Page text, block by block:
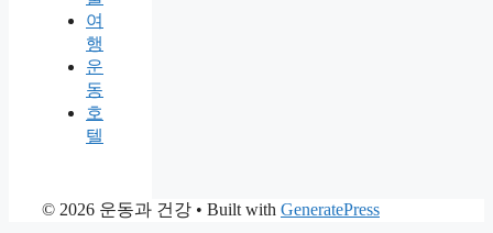
여
행
운
동
호
텔
© 2026 운동과 건강 • Built with GeneratePress